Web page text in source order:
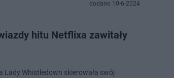
dodano 10-6-2024
hitu Netflixa zawitały
Lady Whistledown skierowała swój